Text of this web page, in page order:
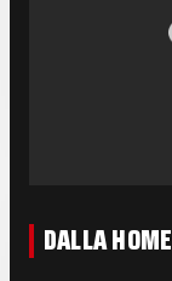
DALLA HOME